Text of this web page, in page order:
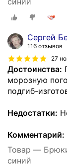
Сергей
116 отзывов
27
Достоинства:
морозную
подгиб-
Недостатки:
Комментарий:
Товар —
синий